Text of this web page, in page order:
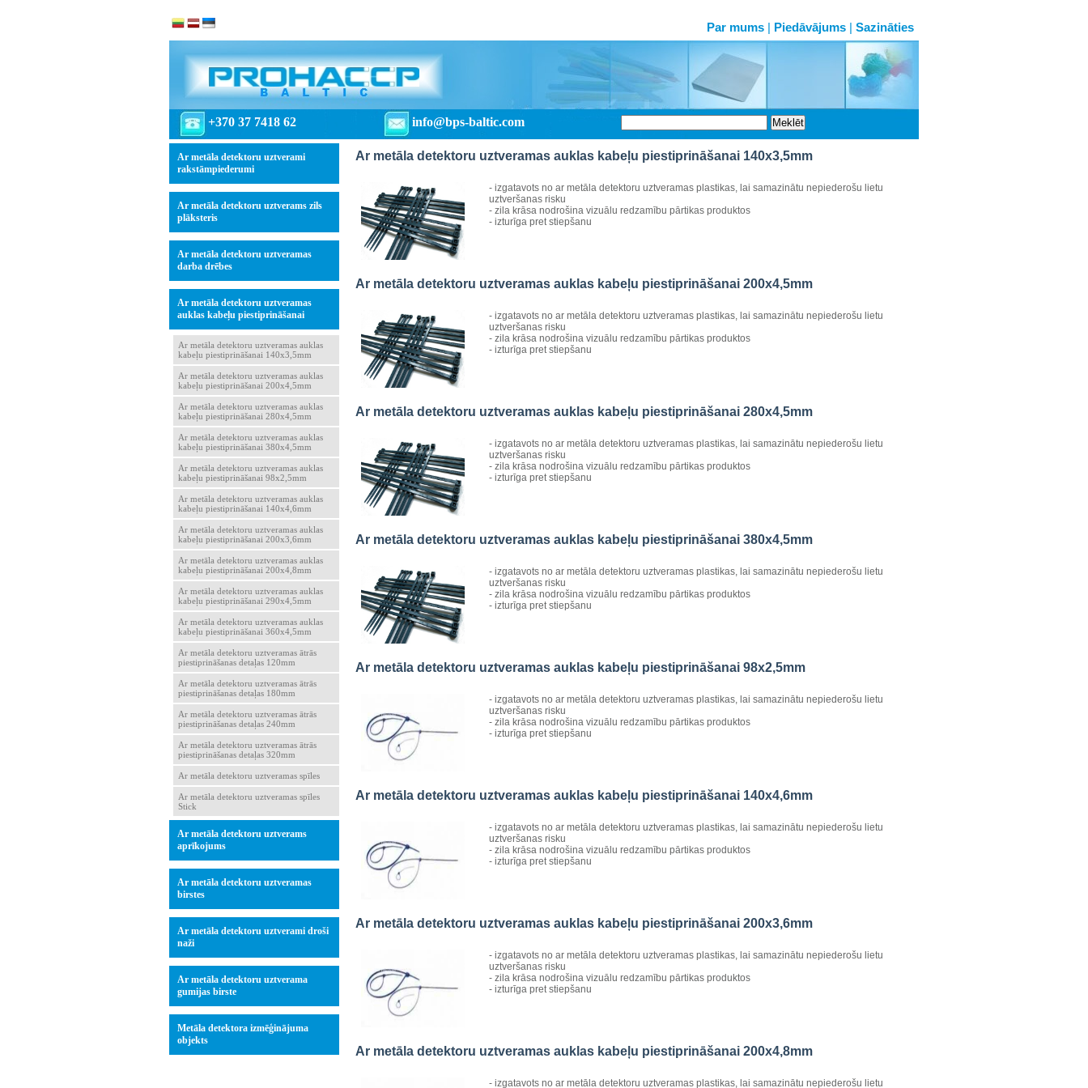
Par mums | Piedāvājums | Sazināties
+370 37 7418 62 info@bps-baltic.com
Ar metāla detektoru uztverami
rakstāmpiederumi
Ar metāla detektoru uztverams zils
plāksteris
Ar metāla detektoru uztveramas
darba drēbes
Ar metāla detektoru uztveramas
auklas kabeļu piestiprināšanai
Ar metāla detektoru uztveramas auklas
kabeļu piestiprināšanai 140x3,5mm
Ar metāla detektoru uztveramas auklas
kabeļu piestiprināšanai 200x4,5mm
Ar metāla detektoru uztveramas auklas
kabeļu piestiprināšanai 280x4,5mm
Ar metāla detektoru uztveramas auklas
kabeļu piestiprināšanai 380x4,5mm
Ar metāla detektoru uztveramas auklas
kabeļu piestiprināšanai 98x2,5mm
Ar metāla detektoru uztveramas auklas
kabeļu piestiprināšanai 140x4,6mm
Ar metāla detektoru uztveramas auklas
kabeļu piestiprināšanai 200x3,6mm
Ar metāla detektoru uztveramas auklas
kabeļu piestiprināšanai 200x4,8mm
Ar metāla detektoru uztveramas auklas
kabeļu piestiprināšanai 290x4,5mm
Ar metāla detektoru uztveramas auklas
kabeļu piestiprināšanai 360x4,5mm
Ar metāla detektoru uztveramas ātrās
piestiprināšanas detaļas 120mm
Ar metāla detektoru uztveramas ātrās
piestiprināšanas detaļas 180mm
Ar metāla detektoru uztveramas ātrās
piestiprināšanas detaļas 240mm
Ar metāla detektoru uztveramas ātrās
piestiprināšanas detaļas 320mm
Ar metāla detektoru uztveramas spīles
Ar metāla detektoru uztveramas spīles
Stick
Ar metāla detektoru uztverams
aprīkojums
Ar metāla detektoru uztveramas
birstes
Ar metāla detektoru uztverami droši
naži
Ar metāla detektoru uztverama
gumijas birste
Metāla detektora izmēģinājuma
objekts
Ar metāla detektoru uztveramas auklas kabeļu piestiprināšanai 140x3,5mm
- izgatavots no ar metāla detektoru uztveramas plastikas, lai samazinātu nepiederošu lietu
uztveršanas risku
- zila krāsa nodrošina vizuālu redzamību pārtikas produktos
- izturīga pret stiepšanu
Ar metāla detektoru uztveramas auklas kabeļu piestiprināšanai 200x4,5mm
- izgatavots no ar metāla detektoru uztveramas plastikas, lai samazinātu nepiederošu lietu
uztveršanas risku
- zila krāsa nodrošina vizuālu redzamību pārtikas produktos
- izturīga pret stiepšanu
Ar metāla detektoru uztveramas auklas kabeļu piestiprināšanai 280x4,5mm
- izgatavots no ar metāla detektoru uztveramas plastikas, lai samazinātu nepiederošu lietu
uztveršanas risku
- zila krāsa nodrošina vizuālu redzamību pārtikas produktos
- izturīga pret stiepšanu
Ar metāla detektoru uztveramas auklas kabeļu piestiprināšanai 380x4,5mm
- izgatavots no ar metāla detektoru uztveramas plastikas, lai samazinātu nepiederošu lietu
uztveršanas risku
- zila krāsa nodrošina vizuālu redzamību pārtikas produktos
- izturīga pret stiepšanu
Ar metāla detektoru uztveramas auklas kabeļu piestiprināšanai 98x2,5mm
- izgatavots no ar metāla detektoru uztveramas plastikas, lai samazinātu nepiederošu lietu
uztveršanas risku
- zila krāsa nodrošina vizuālu redzamību pārtikas produktos
- izturīga pret stiepšanu
Ar metāla detektoru uztveramas auklas kabeļu piestiprināšanai 140x4,6mm
- izgatavots no ar metāla detektoru uztveramas plastikas, lai samazinātu nepiederošu lietu
uztveršanas risku
- zila krāsa nodrošina vizuālu redzamību pārtikas produktos
- izturīga pret stiepšanu
Ar metāla detektoru uztveramas auklas kabeļu piestiprināšanai 200x3,6mm
- izgatavots no ar metāla detektoru uztveramas plastikas, lai samazinātu nepiederošu lietu
uztveršanas risku
- zila krāsa nodrošina vizuālu redzamību pārtikas produktos
- izturīga pret stiepšanu
Ar metāla detektoru uztveramas auklas kabeļu piestiprināšanai 200x4,8mm
- izgatavots no ar metāla detektoru uztveramas plastikas, lai samazinātu nepiederošu lietu